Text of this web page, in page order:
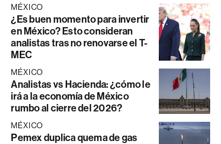
MÉXICO
¿Es buen momento para invertir
en México? Esto consideran
analistas tras no renovarse el T-
MEC
MÉXICO
Analistas vs Hacienda: ¿cómo le
irá a la economía de México
rumbo al cierre del 2026?
MÉXICO
Pemex duplica quema de gas